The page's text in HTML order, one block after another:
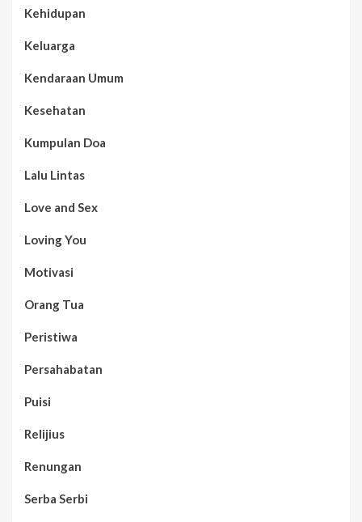
Kehidupan
Keluarga
Kendaraan Umum
Kesehatan
Kumpulan Doa
Lalu Lintas
Love and Sex
Loving You
Motivasi
Orang Tua
Peristiwa
Persahabatan
Puisi
Relijius
Renungan
Serba Serbi